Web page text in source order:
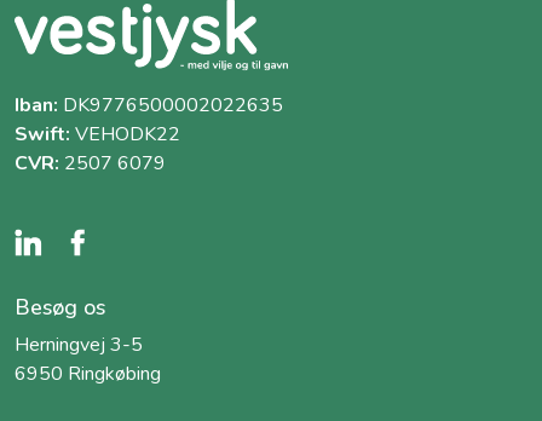
Iban: DK9776500002022635
Swift: VEHODK22
CVR: 2507 6079
Besøg os
Herningvej 3-5
6950 Ringkøbing